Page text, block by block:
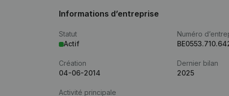
Informations d’entreprise
Statut
Actif
Numéro
Création
04-06-2014
Dernier bilan
2025
Activité principale